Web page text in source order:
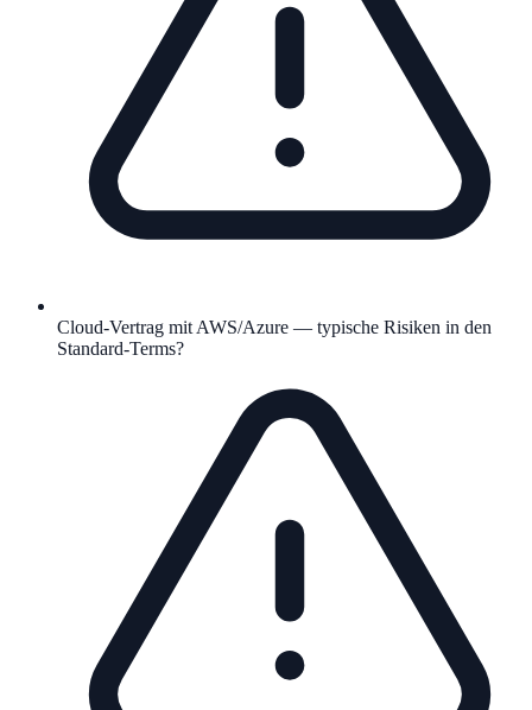
Cloud-Vertrag mit AWS/Azure — typische Risiken in den
Standard-Terms?